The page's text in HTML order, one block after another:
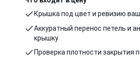
Крышка под цвет и ревизию
Аккуратный перенос петель и
крышку
Проверка плотности закрытия